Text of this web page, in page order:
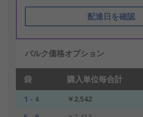
配達日を確認
バルク価格オプション
袋 購入単位毎合計
1 - 4 ￥2,542